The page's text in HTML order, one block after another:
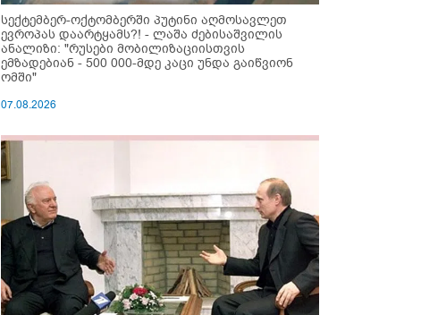
სექტემბერ-ოქტომბერში პუტინი აღმოსავლეთ
ევროპას დაარტყამს?! - ლაშა ძებისაშვილის
ანალიზი: "რუსები მობი­ლიზაციისთვის
ემზადებიან - 500 000-მდე კაცი უნდა გაიწვიონ
ომში"
07.08.2026